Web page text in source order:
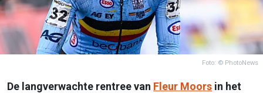
Foto: © PhotoNews
De langverwachte rentree van Fleur Moors in het